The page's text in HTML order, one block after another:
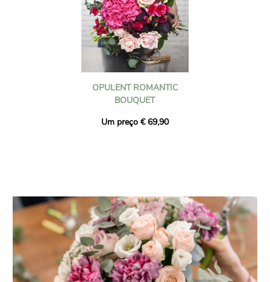
OPULENT ROMANTIC
BOUQUET
Um preço € 69,90